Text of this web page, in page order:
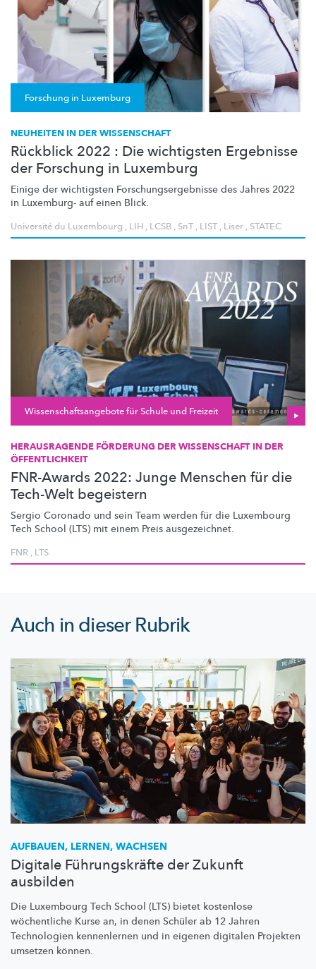
Forschung in Luxemburg
NEUHEITEN IN DER WISSENSCHAFT
Rückblick 2022 : Die wichtigsten Ergebnisse
der Forschung in Luxemburg
Einige der wichtigsten Forschungsergebnisse des Jahres 2022
in Luxemburg- auf einen Blick.
Université du Luxembourg , LIH , LCSB , SnT, LIST, Liser , STATEC
Wissenschaftsangebote für Schule und Freizeit
HERAUSRAGENDE FÖRDERUNG DER WISSENSCHAFT IN DER
ÖFFENTLICHKEIT
FNR-Awards 2022: Junge Menschen für die
Tech-Welt begeistern
Sergio Coronado und sein Team werden für die Luxembourg
Tech School (LTS) mit einem Preis ausgezeichnet.
FNR , LTS
Auch in dieser Rubrik
AUFBAUEN, LERNEN, WACHSEN
Digitale Führungskräfte der Zukunft
ausbilden
Die Luxembourg Tech School (LTS) bietet kostenlose
wöchentliche Kurse an, in denen Schüler ab 12 Jahren
Technologien kennenlernen und in eigenen digitalen Projekten
umsetzen können.